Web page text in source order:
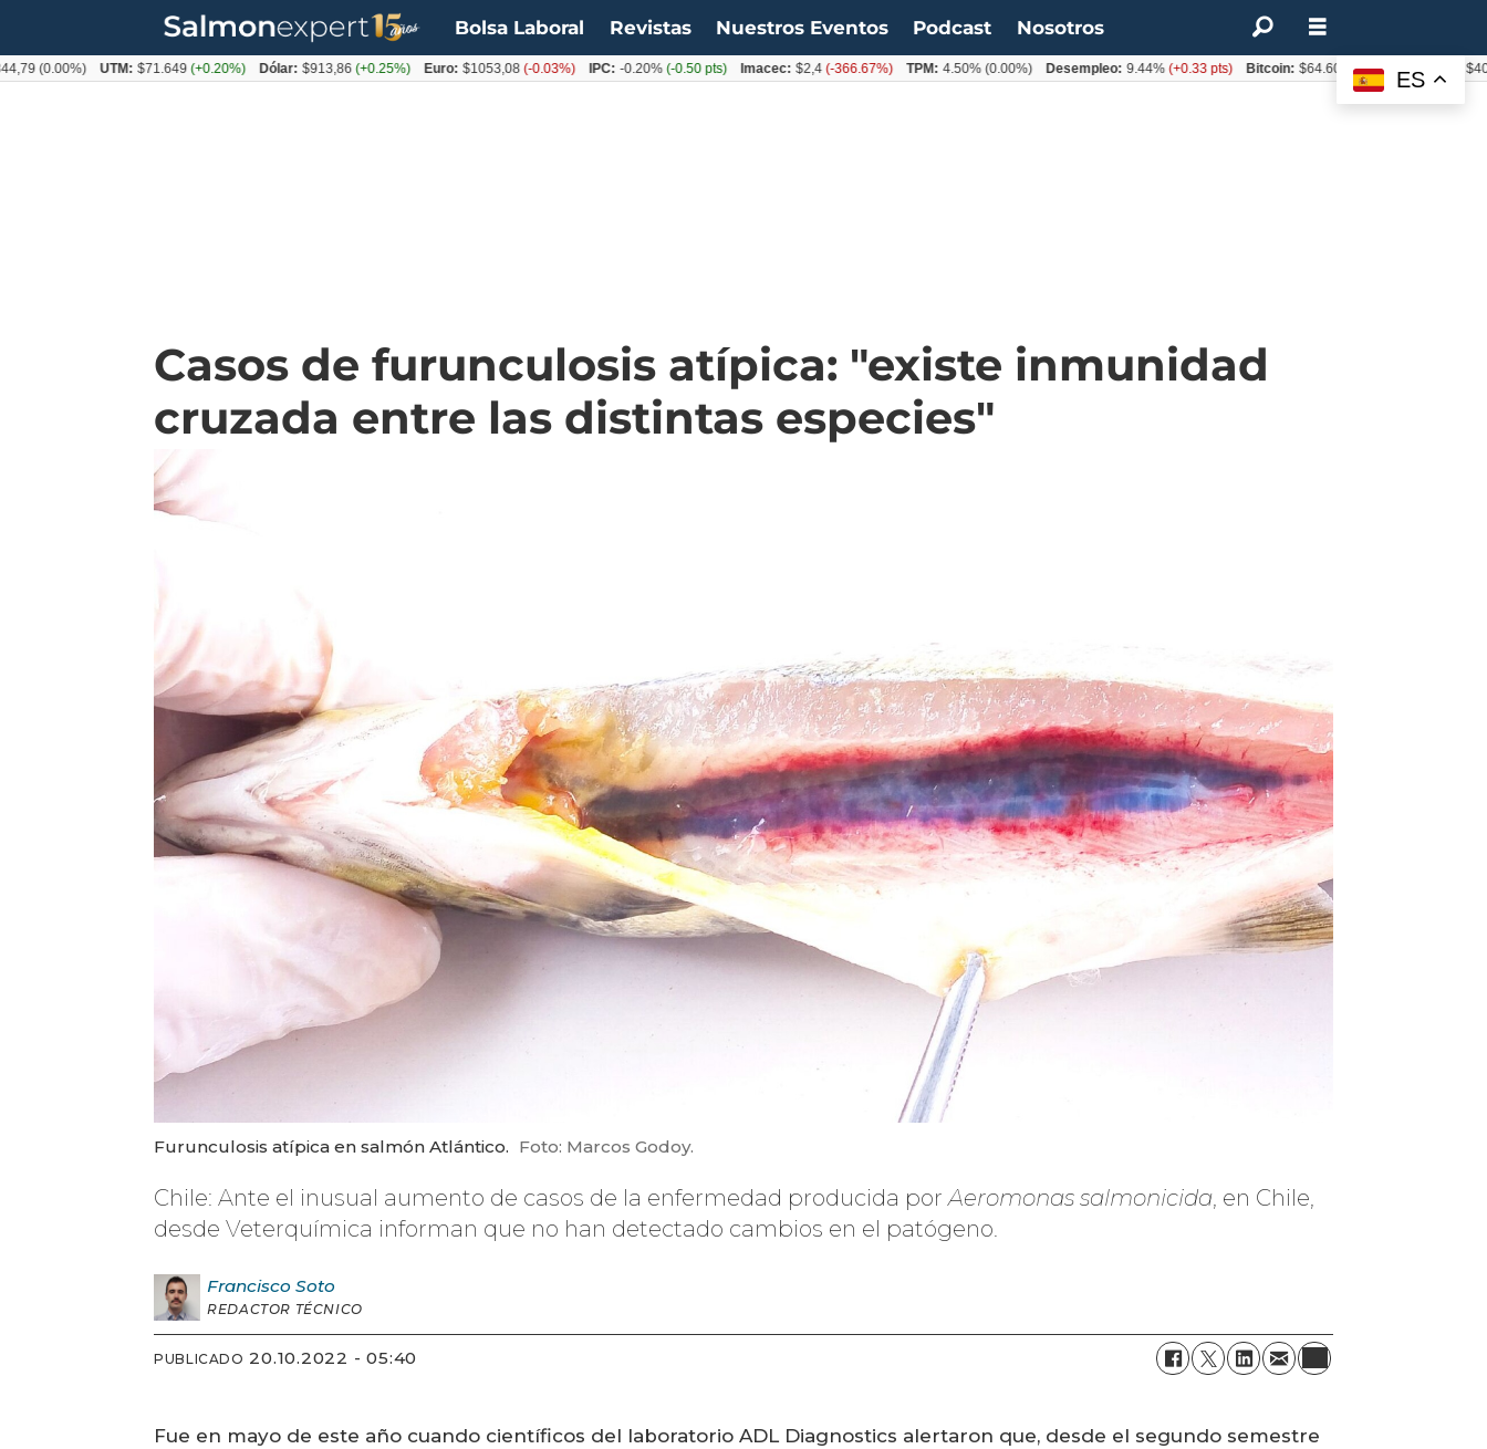
Bolsa Laboral Revistas Nuestros Eventos Podcast Nosotros
Casos de furunculosis atípica: "existe inmunidad
cruzada entre las distintas especies"
Furunculosis atípica en salmón Atlántico. Foto: Marcos Godoy.
Chile: Ante el inusual aumento de casos de la enfermedad producida porAeromonas salmonicida, en Chile,
desde Veterquímica informan que no han detectado cambios en el patógeno.
Francisco Soto
REDACTOR TÉCNICO
PUBLICADO 20.10.2022 - 05:40
Fue en mayo de este año cuando científicos del laboratorio ADL Diagnostics alertaron que, desde el segundo semestre
ES
(0.00%) UTM: $71.649(+0.20%) Dólar: $913,86(+0.25%) Euro: $1053,08(-0.03%) IPC: -0.20%(-0.50 pts) Imacec: $2,4(-366.67%) TPM: 4.50%(0.00%) Desempleo: 9.44%(+0.33 pts) Bitcoin: $64.600,08(+2.93%)